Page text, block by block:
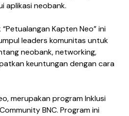
aplikasi neobank.
Kapten Neo” ini
leaders komunitas untuk
neobank, networking,
keuntungan dengan cara
merupakan program Inklusi
BNC. Program ini